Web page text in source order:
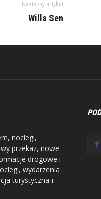
Następny artykuł
Willa Sen
noclegi,
przekaz, nowe
drogowe i
wydarzenia
turystyczna i